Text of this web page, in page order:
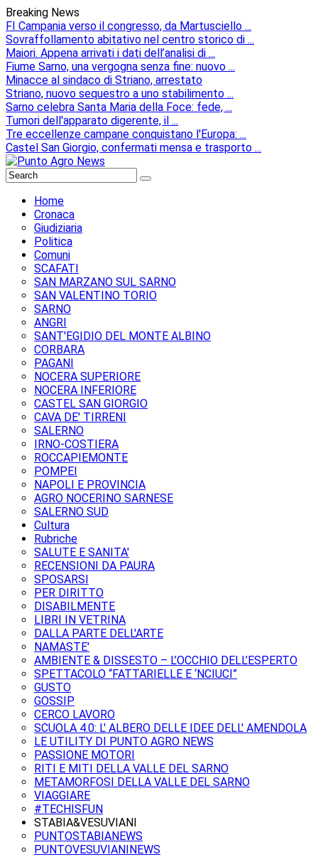
Breaking News
FI Campania verso il congresso, da Martusciello ...
Sovraffollamento abitativo nel centro storico di ...
Maiori. Appena arrivati i dati dell’analisi di ...
Fiume Sarno, una vergogna senza fine: nuovo ...
Minacce al sindaco di Striano, arrestato
Striano, nuovo sequestro a uno stabilimento ...
Sarno celebra Santa Maria della Foce: fede, ...
Tumori dell'apparato digerente, il ...
Tre eccellenze campane conquistano l'Europa: ...
Castel San Giorgio, confermati mensa e trasporto ...
Home
Cronaca
Giudiziaria
Politica
Comuni
SCAFATI
SAN MARZANO SUL SARNO
SAN VALENTINO TORIO
SARNO
ANGRI
SANT'EGIDIO DEL MONTE ALBINO
CORBARA
PAGANI
NOCERA SUPERIORE
NOCERA INFERIORE
CASTEL SAN GIORGIO
CAVA DE' TIRRENI
SALERNO
IRNO-COSTIERA
ROCCAPIEMONTE
POMPEI
NAPOLI E PROVINCIA
AGRO NOCERINO SARNESE
SALERNO SUD
Cultura
Rubriche
SALUTE E SANITA'
RECENSIONI DA PAURA
SPOSARSI
PER DIRITTO
DISABILMENTE
LIBRI IN VETRINA
DALLA PARTE DELL'ARTE
NAMASTE'
AMBIENTE & DISSESTO – L’OCCHIO DELL’ESPERTO
SPETTACOLO “FATTARIELLE E ‘NCIUCI”
GUSTO
GOSSIP
CERCO LAVORO
SCUOLA 4.0: L' ALBERO DELLE IDEE DELL' AMENDOLA
LE UTILITY DI PUNTO AGRO NEWS
PASSIONE MOTORI
RITI E MITI DELLA VALLE DEL SARNO
METAMORFOSI DELLA VALLE DEL SARNO
VIAGGIARE
#TECHISFUN
STABIA&VESUVIANI
PUNTOSTABIANEWS
PUNTOVESUVIANINEWS